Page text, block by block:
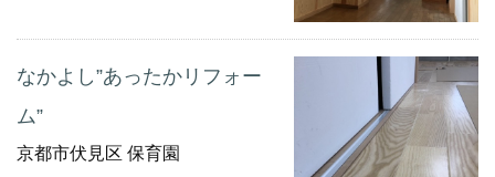
なかよし”あったかリフォー
ム”
京都市伏見区 保育園